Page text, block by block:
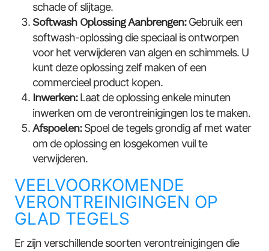
schade of slijtage.
Softwash Oplossing Aanbrengen:Gebruik een
softwash-oplossing die speciaal is ontworpen
voor het verwijderen van algen en schimmels. U
kunt deze oplossing zelf maken of een
commercieel product kopen.
Inwerken:Laat de oplossing enkele minuten
inwerken om de verontreinigingen los te maken.
Afspoelen:Spoel de tegels grondig af met water
om de oplossing en losgekomen vuil te
verwijderen.
VEELVOORKOMENDE
VERONTREINIGINGEN OP
GLAD TEGELS
Er zijn verschillende soorten verontreinigingen die